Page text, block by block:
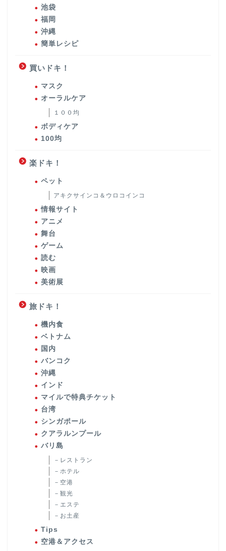
池袋
福岡
沖縄
簡単レシピ
買いドキ！
マスク
オーラルケア
１００均
ボディケア
100均
楽ドキ！
ペット
アキクサインコ＆ウロコインコ
情報サイト
アニメ
舞台
ゲーム
読む
映画
美術展
旅ドキ！
機内食
ベトナム
国内
バンコク
沖縄
インド
マイルで特典チケット
台湾
シンガポール
クアラルンプール
バリ島
－レストラン
－ホテル
－空港
－観光
－エステ
－お土産
Tips
空港＆アクセス